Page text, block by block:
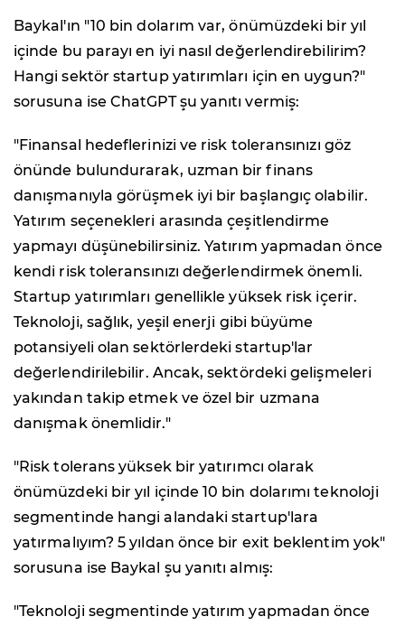
Baykal'ın "10 bin dolarım var, önümüzdeki bir yıl
içinde bu parayı en iyi nasıl değerlendirebilirim?
Hangi sektör startup yatırımları için en uygun?"
sorusuna ise ChatGPT şu yanıtı vermiş:
"Finansal hedeflerinizi ve risk toleransınızı göz
önünde bulundurarak, uzman bir finans
danışmanıyla görüşmek iyi bir başlangıç olabilir.
Yatırım seçenekleri arasında çeşitlendirme
yapmayı düşünebilirsiniz. Yatırım yapmadan önce
kendi risk toleransınızı değerlendirmek önemli.
Startup yatırımları genellikle yüksek risk içerir.
Teknoloji, sağlık, yeşil enerji gibi büyüme
potansiyeli olan sektörlerdeki startup'lar
değerlendirilebilir. Ancak, sektördeki gelişmeleri
yakından takip etmek ve özel bir uzmana
danışmak önemlidir."
"Risk tolerans yüksek bir yatırımcı olarak
önümüzdeki bir yıl içinde 10 bin dolarımı teknoloji
segmentinde hangi alandaki startup'lara
yatırmalıyım? 5 yıldan önce bir exit beklentim yok"
sorusuna ise Baykal şu yanıtı almış:
"Teknoloji segmentinde yatırım yapmadan önce